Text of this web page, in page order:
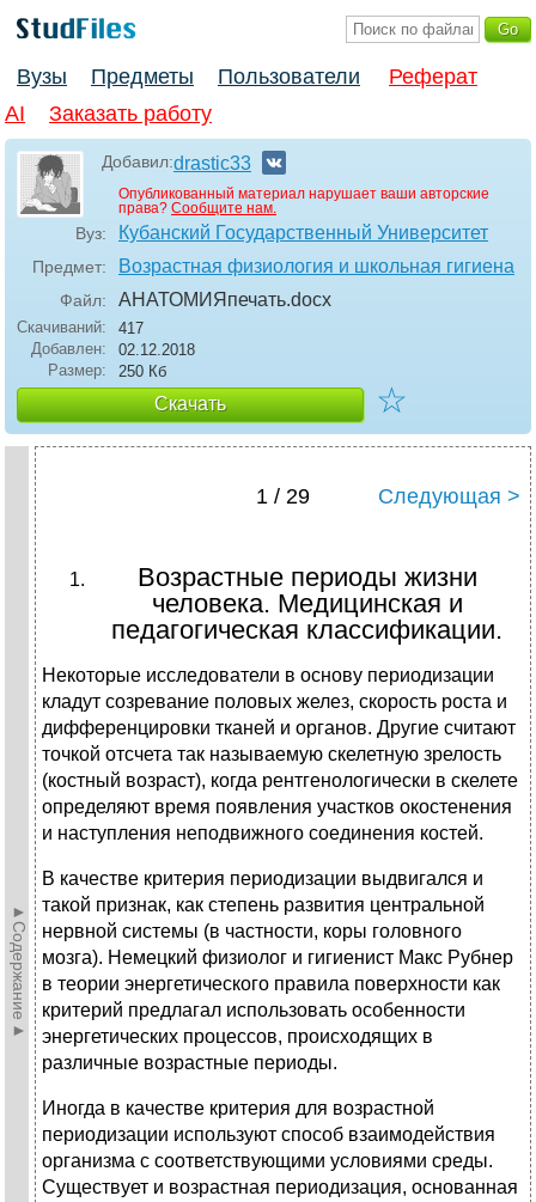
Вузы Предметы Пользователи
Реферат
AI
Заказать работу
Добавил:drastic33
Опубликованный материал нарушает ваши авторские
права? Сообщите нам.
Вуз: Кубанский Государственный Университет
Предмет: Возрастная физиология и школьная гигиена
Файл: АНАТОМИЯпечать.docx
Скачиваний:
417
Добавлен:
02.12.2018
Размер:
250 Кб
Скачать ☆
►Содержание►
1 / 29 Следующая >
Возрастные периоды жизни
человека. Медицинская и
педагогическая классификации.
Некоторые исследователи в основу периодизации
кладут созревание половых желез, скорость роста и
дифференцировки тканей и органов. Другие считают
точкой отсчета так называемую скелетную зрелость
(костный возраст), когда рентгенологически в скелете
определяют время появления участков окостенения
и наступления неподвижного соединения костей.
В качестве критерия периодизации выдвигался и
такой признак, как степень развития центральной
нервной системы (в частности, коры головного
мозга). Немецкий физиолог и гигиенист Макс Рубнер
в теории энергетического правила поверхности как
критерий предлагал использовать особенности
энергетических процессов, происходящих в
различные возрастные периоды.
Иногда в качестве критерия для возрастной
периодизации используют способ взаимодействия
организма с соответствующими условиями среды.
Существует и возрастная периодизация, основанная